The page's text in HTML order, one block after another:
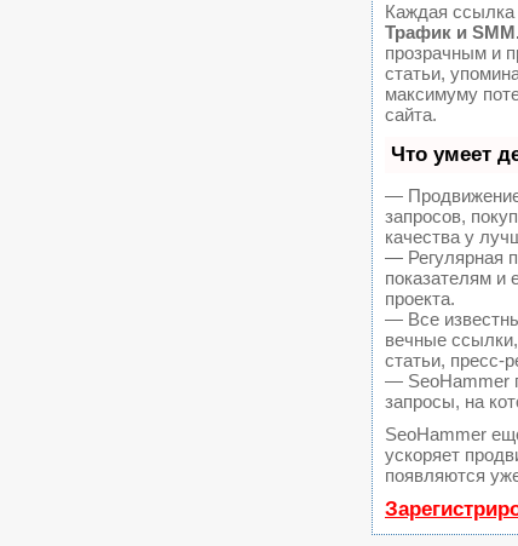
Каждая ссылка
Трафик и SMM.
прозрачным и
статьи,
максимуму
сайта.
Что умеет
— Продвижение
запросов,
качества у
— Регулярная
показателям и
проекта.
— Все
вечные
статьи, пресс-
— SeoHammer
запросы, на
SeoHammer
ускоряет
появляются